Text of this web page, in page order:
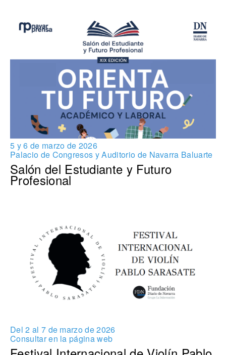
5 y 6 de marzo de 2026
Palacio de Congresos y Auditorio de Navarra Baluarte
Salón del Estudiante y Futuro
Profesional
Del 2 al 7 de marzo de 2026
Consultar en la página web